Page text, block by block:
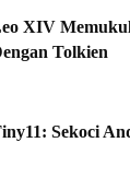
XIV
Tolkien
Sekoci